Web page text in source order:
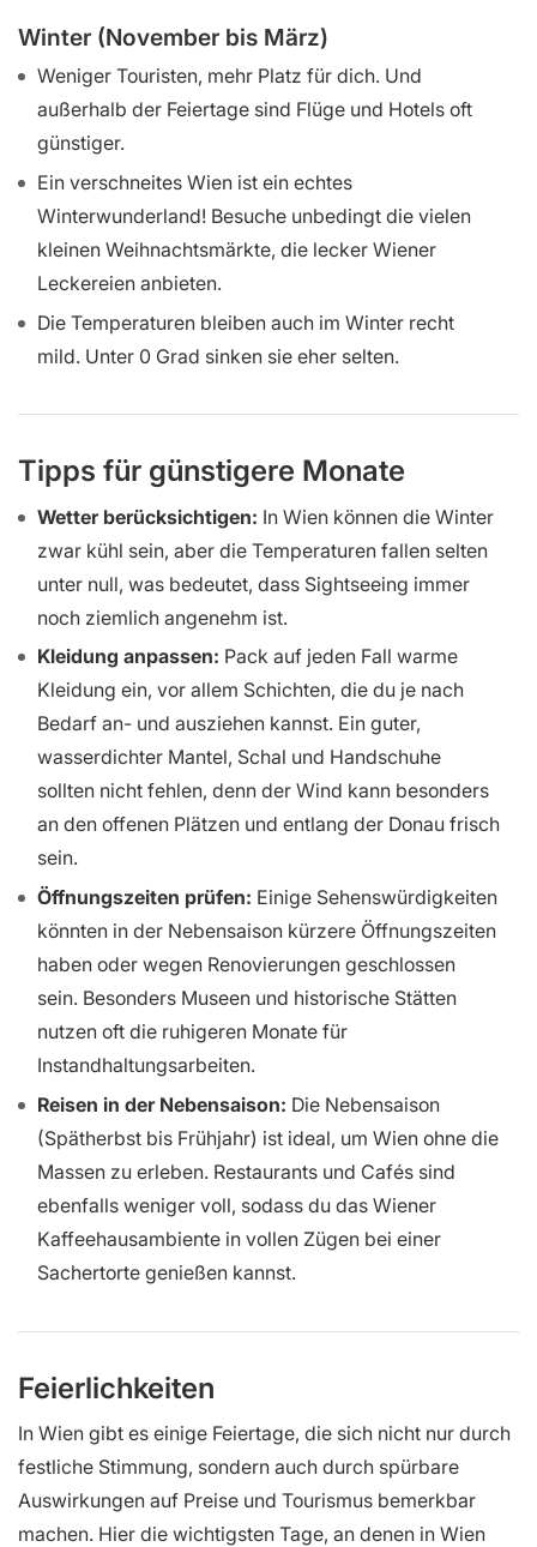
Winter (November bis März)
Weniger Touristen, mehr Platz für dich. Und
außerhalb der Feiertage sind Flüge und Hotels oft
günstiger.
Ein verschneites Wien ist ein echtes
Winterwunderland! Besuche unbedingt die vielen
kleinen Weihnachtsmärkte, die lecker Wiener
Leckereien anbieten.
Die Temperaturen bleiben auch im Winter recht
mild. Unter 0 Grad sinken sie eher selten.
Tipps für günstigere Monate
Wetter berücksichtigen: In Wien können die Winter
zwar kühl sein, aber die Temperaturen fallen selten
unter null, was bedeutet, dass Sightseeing immer
noch ziemlich angenehm ist.
Kleidung anpassen: Pack auf jeden Fall warme
Kleidung ein, vor allem Schichten, die du je nach
Bedarf an- und ausziehen kannst. Ein guter,
wasserdichter Mantel, Schal und Handschuhe
sollten nicht fehlen, denn der Wind kann besonders
an den offenen Plätzen und entlang der Donau frisch
sein.
Öffnungszeiten prüfen: Einige Sehenswürdigkeiten
könnten in der Nebensaison kürzere Öffnungszeiten
haben oder wegen Renovierungen geschlossen
sein. Besonders Museen und historische Stätten
nutzen oft die ruhigeren Monate für
Instandhaltungsarbeiten.
Reisen in der Nebensaison: Die Nebensaison
(Spätherbst bis Frühjahr) ist ideal, um Wien ohne die
Massen zu erleben. Restaurants und Cafés sind
ebenfalls weniger voll, sodass du das Wiener
Kaffeehausambiente in vollen Zügen bei einer
Sachertorte genießen kannst.
Feierlichkeiten
In Wien gibt es einige Feiertage, die sich nicht nur durch
festliche Stimmung, sondern auch durch spürbare
Auswirkungen auf Preise und Tourismus bemerkbar
machen. Hier die wichtigsten Tage, an denen in Wien